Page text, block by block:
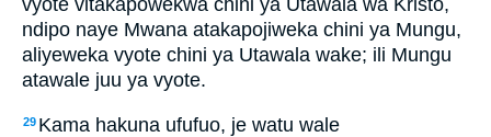
vyote vitakapowekwa chini ya Utawala wa Kristo,
ndipo naye Mwana atakapojiweka chini ya Mungu,
aliyeweka vyote chini ya Utawala wake; ili Mungu
atawale juu ya vyote.
29 Kama hakuna ufufuo, je watu wale